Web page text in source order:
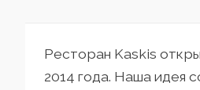
Ресторан Kaskis
2014 года. Наша идея